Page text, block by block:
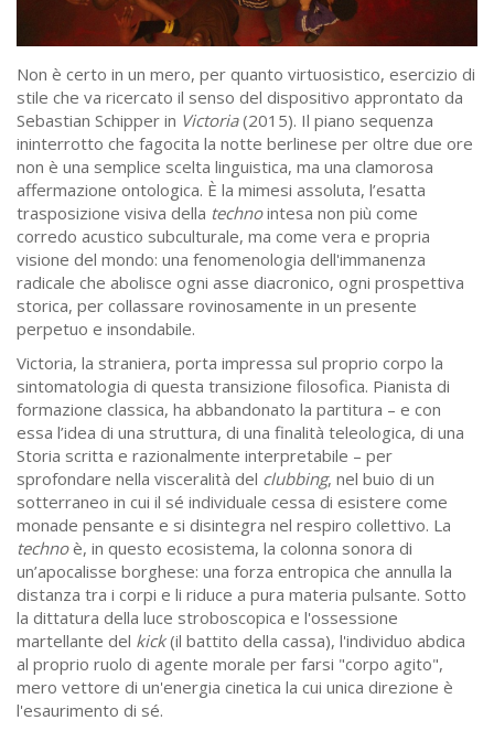
Non è certo in un mero, per quanto virtuosistico, esercizio di
stile che va ricercato il senso del dispositivo approntato da
Sebastian Schipper in Victoria(2015). Il piano sequenza
ininterrotto che fagocita la notte berlinese per oltre due ore
non è una semplice scelta linguistica, ma una clamorosa
affermazione ontologica. È la mimesi assoluta, l’esatta
trasposizione visiva della technointesa non più come
corredo acustico subculturale, ma come vera e propria
visione del mondo: una fenomenologia dell'immanenza
radicale che abolisce ogni asse diacronico, ogni prospettiva
storica, per collassare rovinosamente in un presente
perpetuo e insondabile.
Victoria, la straniera, porta impressa sul proprio corpo la
sintomatologia di questa transizione filosofica. Pianista di
formazione classica, ha abbandonato la partitura – e con
essa l’idea di una struttura, di una finalità teleologica, di una
Storia scritta e razionalmente interpretabile – per
sprofondare nella visceralità del clubbing, nel buio di un
sotterraneo in cui il sé individuale cessa di esistere come
monade pensante e si disintegra nel respiro collettivo. La
technoè, in questo ecosistema, la colonna sonora di
un’apocalisse borghese: una forza entropica che annulla la
distanza tra i corpi e li riduce a pura materia pulsante. Sotto
la dittatura della luce stroboscopica e l'ossessione
martellante del kick(il battito della cassa), l'individuo abdica
al proprio ruolo di agente morale per farsi "corpo agito",
mero vettore di un'energia cinetica la cui unica direzione è
l'esaurimento di sé.